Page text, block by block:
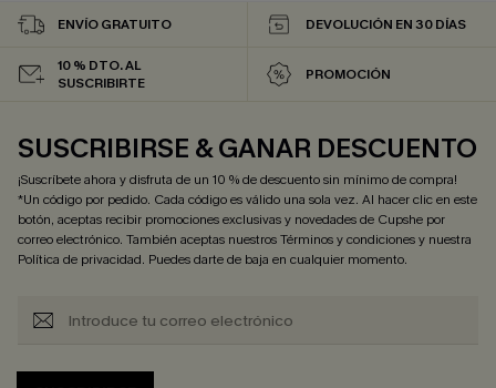
ENVÍO GRATUITO DEVOLUCIÓN EN 30 DÍAS
10 % DTO. AL
SUSCRIBIRTE
PROMOCIÓN
SUSCRIBIRSE & GANAR DESCUENTO
¡Suscríbete ahora y disfruta de un 10 % de descuento sin mínimo de compra!
*Un código por pedido. Cada código es válido una sola vez. Al hacer clic en este
botón, aceptas recibir promociones exclusivas y novedades de Cupshe por
correo electrónico. También aceptas nuestrosTérminos y condicionesy nuestra
Política de privacidad. Puedes darte de baja en cualquier momento.